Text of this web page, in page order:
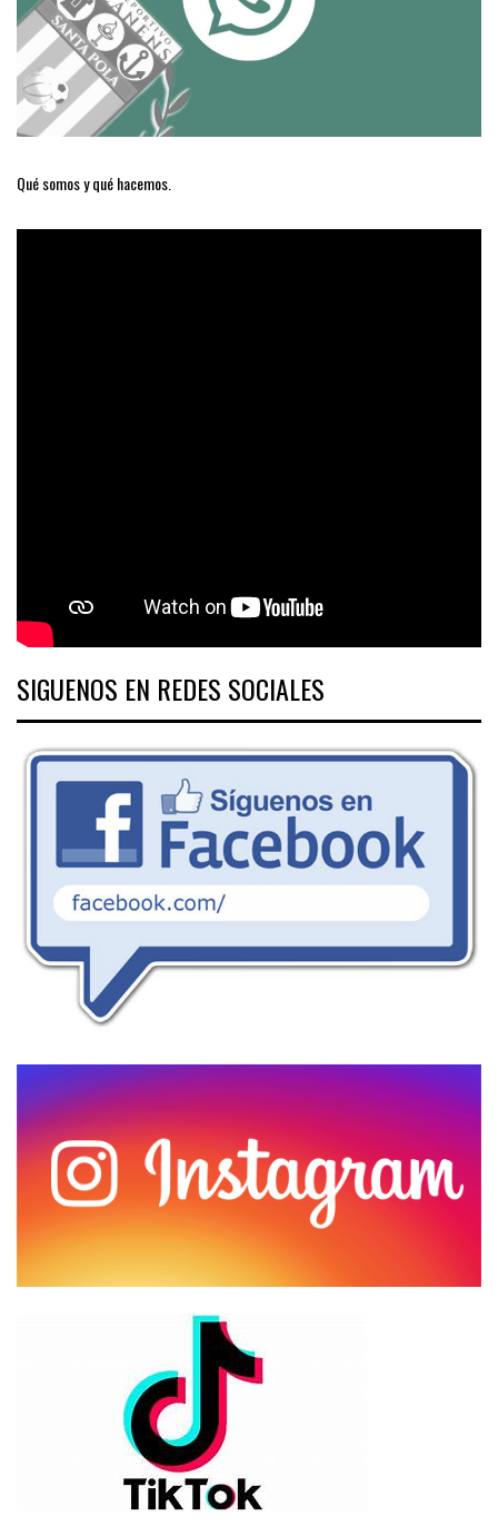
Qué somos y qué hacemos.
SIGUENOS EN REDES SOCIALES